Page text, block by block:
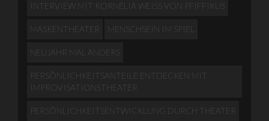
INTERVIEW MIT KORNELIA WEISS VON PFIFFIKUS
MASKENTHEATER MENSCHSEIN IM SPIEL
NEUJAHR MAL ANDERS
PERSÖNLICHKEITSANTEILE ENTDECKEN MIT
IMPROVISATIONSTHEATER
PERSÖNLICHKEITSENTWICKLUNG DURCH THEATER